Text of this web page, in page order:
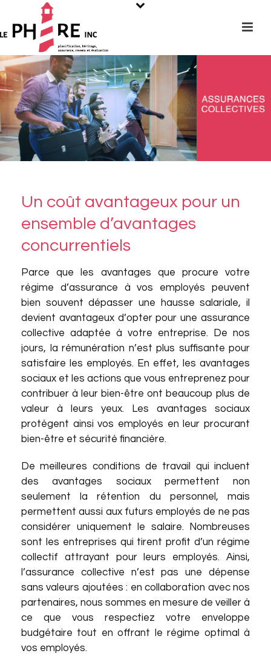
Un coût avantageux pour un
ensemble d’avantages
concurrentiels
Parce que les avantages que procure votre
régime d’assurance à vos employés peuvent
bien souvent dépasser une hausse salariale, il
devient avantageux d’opter pour une assurance
collective adaptée à votre entreprise. De nos
jours, la rémunération n’est plus suffisante pour
satisfaire les employés. En effet, les avantages
sociaux et les actions que vous entreprenez pour
contribuer à leur bien-être ont beaucoup plus de
valeur à leurs yeux. Les avantages sociaux
protègent ainsi vos employés en leur procurant
bien-être et sécurité financière.
De meilleures conditions de travail qui incluent
des avantages sociaux permettent non
seulement la rétention du personnel, mais
permettent aussi aux futurs employés de ne pas
considérer uniquement le salaire. Nombreuses
sont les entreprises qui tirent profit d’un régime
collectif attrayant pour leurs employés. Ainsi,
l’assurance collective n’est pas une dépense
sans valeurs ajoutées : en collaboration avec nos
partenaires, nous sommes en mesure de veiller à
ce que vous respectiez votre enveloppe
budgétaire tout en offrant le régime optimal à
vos employés.